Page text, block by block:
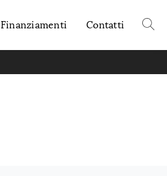
Finanziamenti Contatti